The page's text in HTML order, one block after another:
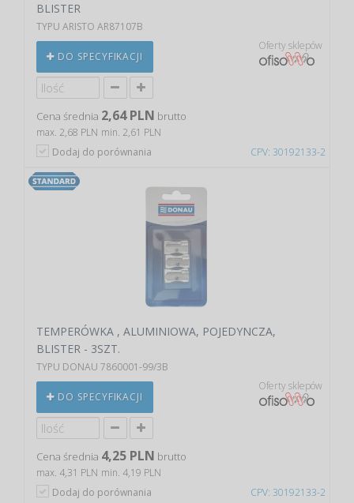
CPV: 30192133-2
BLISTER
TYPU ARISTO AR87107B
DO SPECYFIKACJI
Oferty sklepów
Cena średnia 2,64 PLN brutto
max. 2,68 PLN min. 2,61 PLN
Dodaj do porównania
CPV: 30192133-2
TEMPERÓWKA , ALUMINIOWA, POJEDYNCZA,
BLISTER - 3SZT.
TYPU DONAU 7860001-99/3B
DO SPECYFIKACJI
Oferty sklepów
Cena średnia 4,25 PLN brutto
max. 4,31 PLN min. 4,19 PLN
Dodaj do porównania